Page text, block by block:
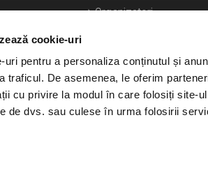
cookie-uri
uri pentru a personaliza conținutul și
traficul. De asemenea, le oferim
cu privire la modul în care folosiți site-
de dvs. sau culese în urma folosirii
Organizatori